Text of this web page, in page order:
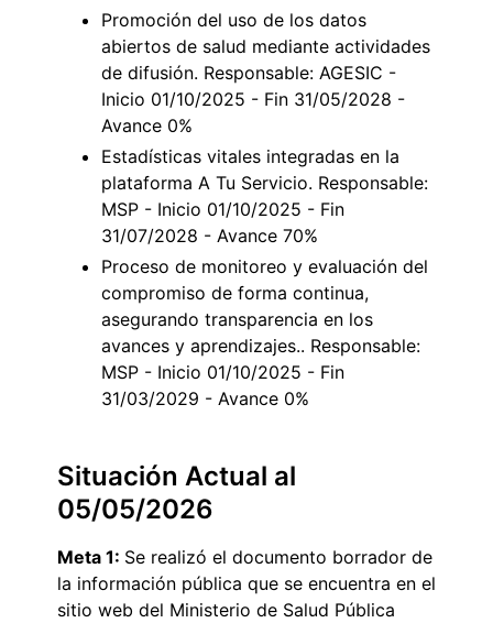
Promoción del uso de los datos
abiertos de salud mediante actividades
de difusión. Responsable: AGESIC -
Inicio 01/10/2025 - Fin 31/05/2028 -
Avance 0%
Estadísticas vitales integradas en la
plataforma A Tu Servicio. Responsable:
MSP - Inicio 01/10/2025 - Fin
31/07/2028 - Avance 70%
Proceso de monitoreo y evaluación del
compromiso de forma continua,
asegurando transparencia en los
avances y aprendizajes.. Responsable:
MSP - Inicio 01/10/2025 - Fin
31/03/2029 - Avance 0%
Situación Actual al
05/05/2026
Meta 1: Se realizó el documento borrador de
la información pública que se encuentra en el
sitio web del Ministerio de Salud Pública